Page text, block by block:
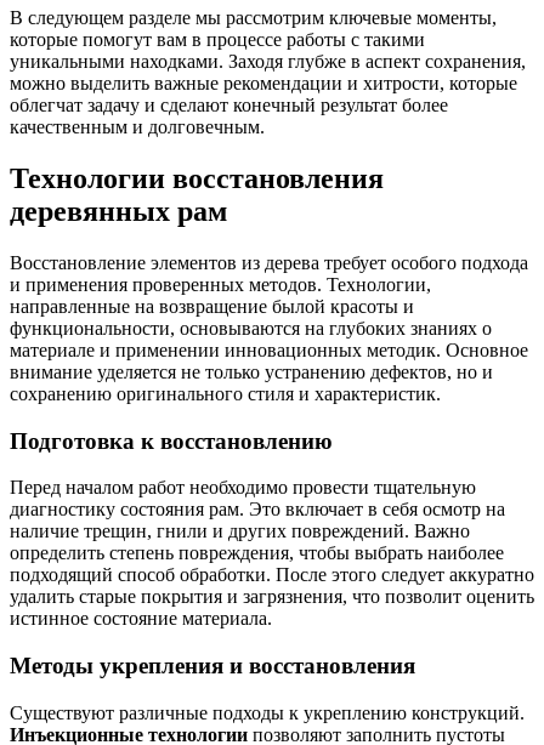
В следующем разделе мы рассмотрим ключевые моменты,
которые помогут вам в процессе работы с такими
уникальными находками. Заходя глубже в аспект сохранения,
можно выделить важные рекомендации и хитрости, которые
облегчат задачу и сделают конечный результат более
качественным и долговечным.
Технологии восстановления
деревянных рам
Восстановление элементов из дерева требует особого подхода
и применения проверенных методов. Технологии,
направленные на возвращение былой красоты и
функциональности, основываются на глубоких знаниях о
материале и применении инновационных методик. Основное
внимание уделяется не только устранению дефектов, но и
сохранению оригинального стиля и характеристик.
Подготовка к восстановлению
Перед началом работ необходимо провести тщательную
диагностику состояния рам. Это включает в себя осмотр на
наличие трещин, гнили и других повреждений. Важно
определить степень повреждения, чтобы выбрать наиболее
подходящий способ обработки. После этого следует аккуратно
удалить старые покрытия и загрязнения, что позволит оценить
истинное состояние материала.
Методы укрепления и восстановления
Существуют различные подходы к укреплению конструкций.
Инъекционные технологии позволяют заполнить пустоты